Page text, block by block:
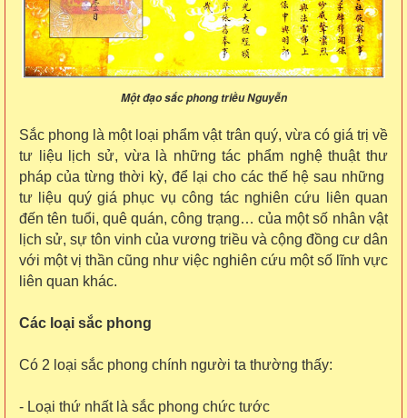
Một đạo sắc phong triều Nguyễn
Sắc phong là một loại phẩm vật trân quý, vừa có giá trị về
tư liệu lịch sử, vừa là những tác phẩm nghệ thuật thư
pháp của từng thời kỳ, để lại cho các thế hệ sau những
tư liệu quý giá phục vụ công tác nghiên cứu liên quan
đến tên tuổi, quê quán, công trạng… của một số nhân vật
lịch sử, sự tôn vinh của vương triều và cộng đồng cư dân
với một vị thần cũng như việc nghiên cứu một số lĩnh vực
liên quan khác.
Các loại sắc phong
Có 2 loại sắc phong chính người ta thường thấy:
- Loại thứ nhất là sắc phong chức tước